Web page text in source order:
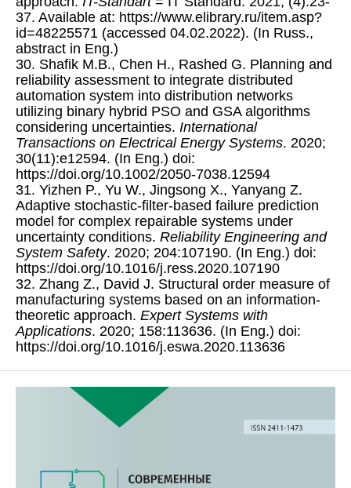
37. Available at: https://www.elibrary.ru/item.asp?
id=48225571 (accessed 04.02.2022). (In Russ.,
abstract in Eng.)
30. Shafik M.B., Chen H., Rashed G. Planning and
reliability assessment to integrate distributed
automation system into distribution networks
utilizing binary hybrid PSO and GSA algorithms
considering uncertainties. International
Transactions on Electrical Energy Systems. 2020;
30(11):e12594. (In Eng.) doi:
https://doi.org/10.1002/2050-7038.12594
31. Yizhen P., Yu W., Jingsong X., Yanyang Z.
Adaptive stochastic-filter-based failure prediction
model for complex repairable systems under
uncertainty conditions. Reliability Engineering and
System Safety. 2020; 204:107190. (In Eng.) doi:
https://doi.org/10.1016/j.ress.2020.107190
32. Zhang Z., David J. Structural order measure of
manufacturing systems based on an information-
theoretic approach. Expert Systems with
Applications. 2020; 158:113636. (In Eng.) doi:
https://doi.org/10.1016/j.eswa.2020.113636